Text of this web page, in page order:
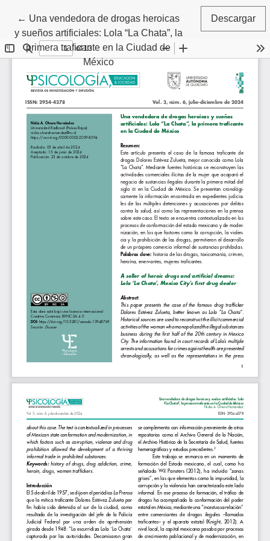
← Volver a los detalles del artículo
Una vendedora de drogas heroicas
y sueños artificiales: Lola “La Chata”, la
primera traficante en la Ciudad de
México
Descargar